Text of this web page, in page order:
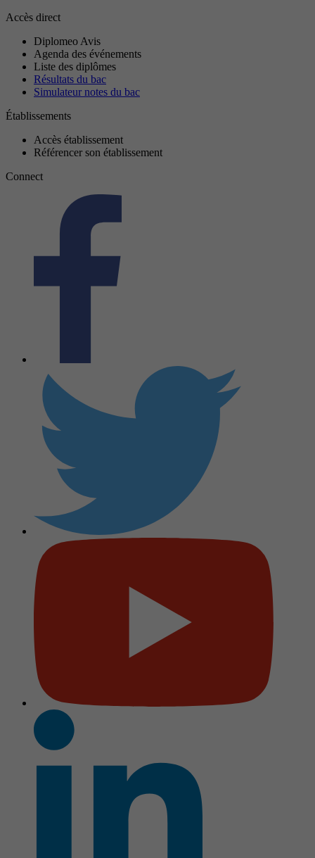
Accès direct
Diplomeo Avis
Agenda des événements
Liste des diplômes
Résultats du bac
Simulateur notes du bac
Établissements
Accès établissement
Référencer son établissement
Connect